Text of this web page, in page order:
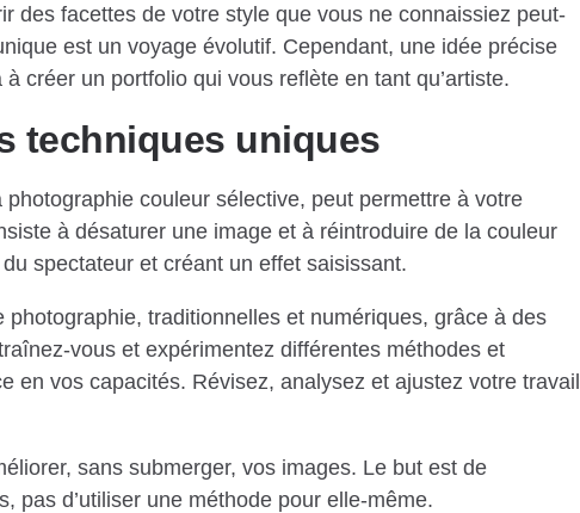
des facettes de votre style que vous ne connaissiez peut-
est un voyage évolutif. Cependant, une idée précise
créer un portfolio qui vous reflète en tant qu’artiste.
techniques uniques
couleur sélective, peut permettre à votre
à désaturer une image et à réintroduire de la couleur
spectateur et créant un effet saisissant.
traditionnelles et numériques, grâce à des
vous et expérimentez différentes méthodes et
en vos capacités. Révisez, analysez et ajustez votre travail
sans submerger, vos images. Le but est de
pas d’utiliser une méthode pour elle-même.